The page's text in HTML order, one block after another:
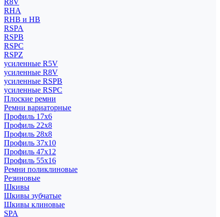
R8V
RHA
RHB и HB
RSPA
RSPB
RSPC
RSPZ
усиленные R5V
усиленные R8V
усиленные RSPB
усиленные RSPC
Плоские ремни
Ремни вариаторные
Профиль 17x6
Профиль 22x8
Профиль 28x8
Профиль 37x10
Профиль 47x12
Профиль 55x16
Ремни поликлиновые
Резиновые
Шкивы
Шкивы зубчатые
Шкивы клиновые
SPA